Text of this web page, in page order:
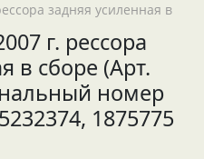
задняя усиленная в
г. рессора
в сборе (Арт.
номер
1875775